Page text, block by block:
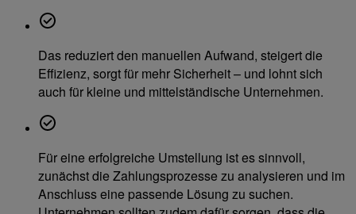
Das reduziert den manuellen Aufwand, steigert die
Effizienz, sorgt für mehr Sicherheit – und lohnt sich
auch für kleine und mittelständische Unternehmen.
Für eine erfolgreiche Umstellung ist es sinnvoll,
zunächst die Zahlungsprozesse zu analysieren und im
Anschluss eine passende Lösung zu suchen.